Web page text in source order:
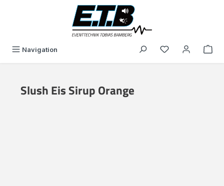
Navigation Du hast 0
Slush Eis Sirup Orange